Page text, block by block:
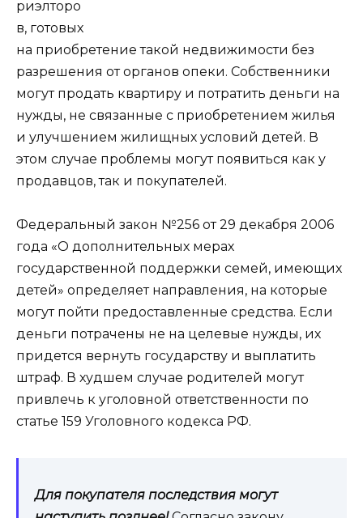
риэлторо
в, готовых
на приобретение такой недвижимости без
разрешения от органов опеки. Собственники
могут продать квартиру и потратить деньги на
нужды, не связанные с приобретением жилья
и улучшением жилищных условий детей. В
этом случае проблемы могут появиться как у
продавцов, так и покупателей.
Федеральный закон №256 от 29 декабря 2006
года «О дополнительных мерах
государственной поддержки семей, имеющих
детей» определяет направления, на которые
могут пойти предоставленные средства. Если
деньги потрачены не на целевые нужды, их
придется вернуть государству и выплатить
штраф. В худшем случае родителей могут
привлечь к уголовной ответственности по
статье 159 Уголовного кодекса РФ.
Для покупателя последствия могут